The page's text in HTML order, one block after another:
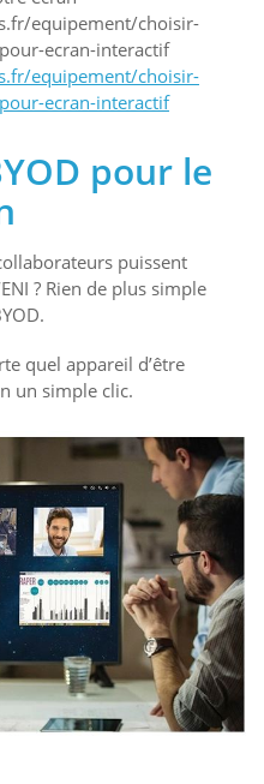
equipement/choisir-
ecran-interactif
equipement/choisir-
ecran-interactif
pour le
puissent
? Rien de plus simple
quel appareil d’être
un simple clic.